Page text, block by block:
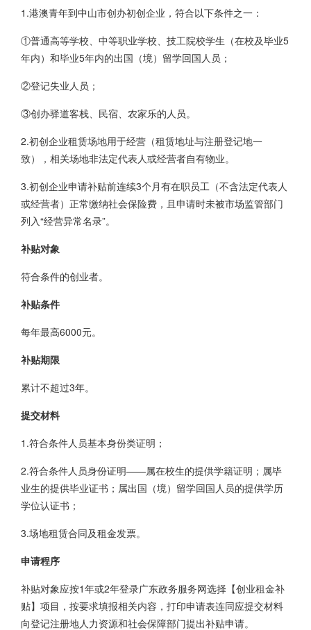
1.港澳青年到中山市创办初创企业，符合以下条件之一：
①普通高等学校、中等职业学校、技工院校学生（在校及毕业5
年内）和毕业5年内的出国（境）留学回国人员；
②登记失业人员；
③创办驿道客栈、民宿、农家乐的人员。
2.初创企业租赁场地用于经营（租赁地址与注册登记地一
致），相关场地非法定代表人或经营者自有物业。
3.初创企业申请补贴前连续3个月有在职员工（不含法定代表人
或经营者）正常缴纳社会保险费，且申请时未被市场监管部门
列入“经营异常名录”。
补贴对象
符合条件的创业者。
补贴条件
每年最高6000元。
补贴期限
累计不超过3年。
提交材料
1.符合条件人员基本身份类证明；
2.符合条件人员身份证明——属在校生的提供学籍证明；属毕
业生的提供毕业证书；属出国（境）留学回国人员的提供学历
学位认证书；
3.场地租赁合同及租金发票。
申请程序
补贴对象应按1年或2年登录广东政务服务网选择【创业租金补
贴】项目，按要求填报相关内容，打印申请表连同应提交材料
向登记注册地人力资源和社会保障部门提出补贴申请。